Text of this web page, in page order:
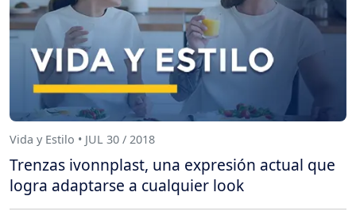
Vida y Estilo • JUL 30 / 2018
Trenzas ivonnplast, una expresión actual que
logra adaptarse a cualquier look